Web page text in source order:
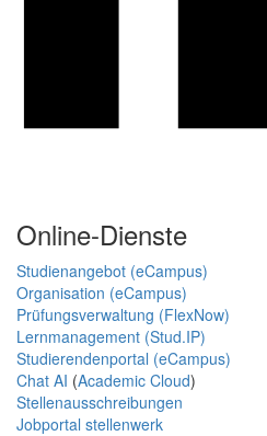
Online-Dienste
Studienangebot (eCampus)
Organisation (eCampus)
Prüfungsverwaltung (FlexNow)
Lernmanagement (Stud.IP)
Studierendenportal (eCampus)
Chat AI (Academic Cloud)
Stellenausschreibungen
Jobportal stellenwerk